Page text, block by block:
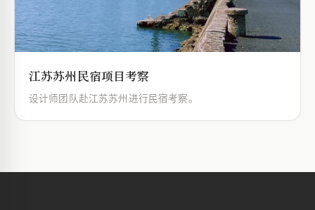
江苏苏州民宿项目考察
设计师团队赴江苏苏州进行民宿考察。